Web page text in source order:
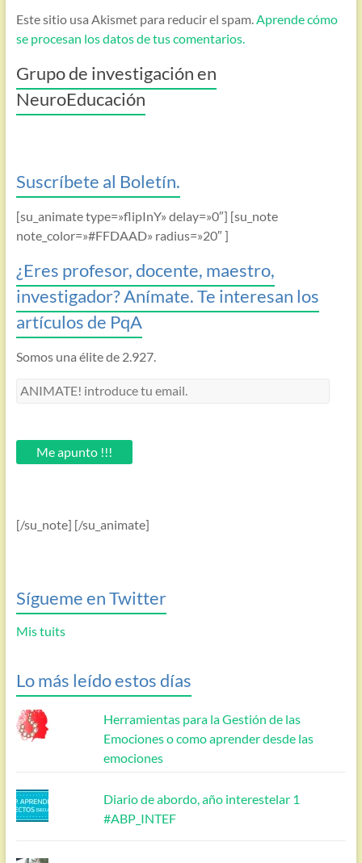
Este sitio usa Akismet para reducir el spam.Aprende cómo
se procesan los datos de tus comentarios.
Grupo de investigación en
NeuroEducación
Suscríbete al Boletín.
[su_animate type=»flipInY» delay=»0″] [su_note
note_color=»#FFDAAD» radius=»20″ ]
¿Eres profesor, docente, maestro,
investigador? Anímate. Te interesan los
artículos de PqA
Somos una élite de 2.927.
ANIMATE!
email.Me apunto !!!
[/su_note] [/su_animate]
Sígueme en Twitter
Mis tuits
Lo más leído estos días
Herramientas para la Gestión de las
Emociones o como aprender desde las
emociones
Diario de abordo, año interestelar 1
#ABP_INTEF